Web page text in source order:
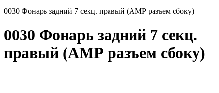
0030 Фонарь задний 7 секц. правый (АМР разъем сбоку)
0030 Фонарь задний 7 секц.
правый (АМР разъем сбоку)